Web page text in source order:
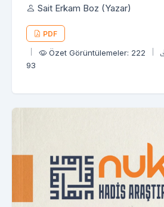
Sait Erkam Boz (Yazar)
PDF
Özet Görüntülemeler: 222
93